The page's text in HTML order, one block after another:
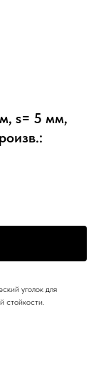
s= 5 мм,
уголок для
стойкости.